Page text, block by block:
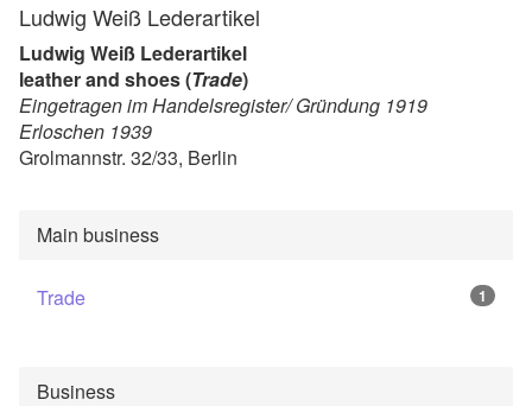
Ludwig Weiß Lederartikel
Ludwig Weiß Lederartikel
leather and shoes (Trade)
Eingetragen im Handelsregister/ Gründung 1919
Erloschen 1939
Grolmannstr. 32/33, Berlin
Main business
Trade 1
Business